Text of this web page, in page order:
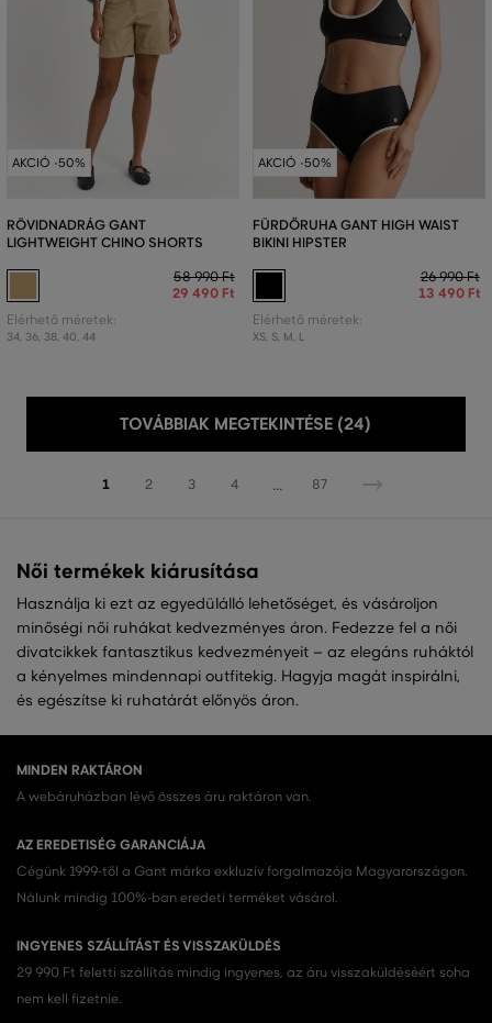
AKCIÓ -50%
RÖVIDNADRÁG GANT
LIGHTWEIGHT CHINO SHORTS
58 990 Ft
29 490 Ft
Elérhető méretek:
34, 36, 38, 40, 44
AKCIÓ -50%
FÜRDŐRUHA GANT HIGH WAIST
BIKINI HIPSTER
26 990 Ft
13 490 Ft
Elérhető méretek:
XS, S, M, L
TOVÁBBIAK MEGTEKINTÉSE (24)
1 2 3 4 ... 87
Női termékek kiárusítása
Használja ki ezt az egyedülálló lehetőséget, és vásároljon
minőségi női ruhákat kedvezményes áron. Fedezze fel a női
divatcikkek fantasztikus kedvezményeit – az elegáns ruháktól
a kényelmes mindennapi outfitekig. Hagyja magát inspirálni,
és egészítse ki ruhatárát előnyös áron.
MINDEN RAKTÁRON
A webáruházban lévő összes áru raktáron van.
AZ EREDETISÉG GARANCIÁJA
Cégünk 1999-től a Gant márka exkluzív forgalmazója Magyarországon.
Nálunk mindig 100%-ban eredeti terméket vásárol.
INGYENES SZÁLLÍTÁST ÉS VISSZAKÜLDÉS
29 990 Ft feletti szállítás mindig ingyenes, az áru visszaküldéséért soha
nem kell fizetnie.